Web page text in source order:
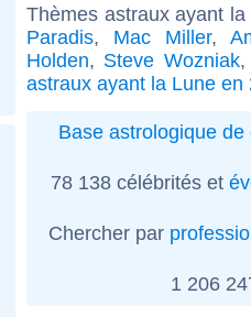
Thèmes astraux ayant
Paradis, Mac Miller,
Holden, Steve Wozniak
astraux ayant la Lune en
Base astrologique de
78 138 célébrités et
Chercher par
1 206